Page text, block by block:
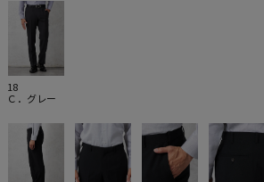
18
Ｃ．グレー